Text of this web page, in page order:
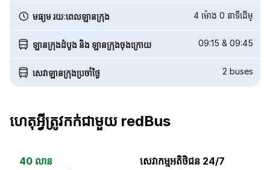
មធ្យម រយៈពេលឡានក្រុង 4 ម៉ោង 0 នាទី​ដើម្
ឡានក្រុងដំបូង និង ឡានក្រុងចុងក្រោយ 09:15 & 09:45
សេវាឡានក្រុងប្រចាំថ្ងៃ 2 buses
ហេតុអ្វីត្រូវកក់ជាមួយ redBus
40 លាន សេវាកម្មអតិថិជន 24/7